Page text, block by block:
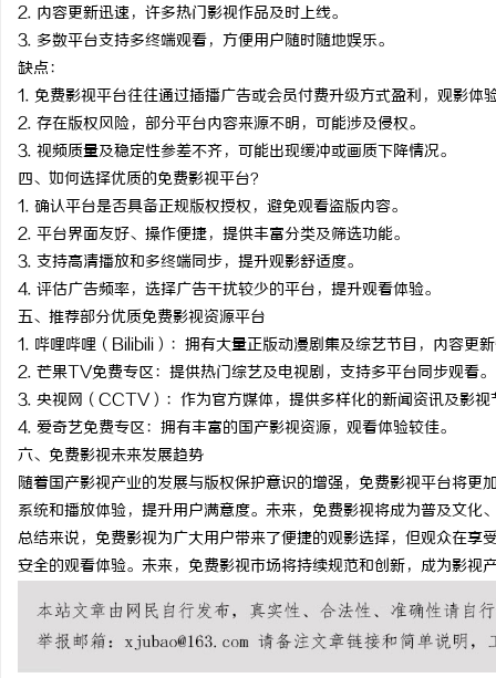
2. 内容更新迅速，许多热门影视作品及时上线。
3. 多数平台支持多终端观看，方便用户随时随地娱乐。
缺点：
1. 免费影视平台往往通过插播广告或会员付费升级方式盈利，观影体
2. 存在版权风险，部分平台内容来源不明，可能涉及侵权。
3. 视频质量及稳定性参差不齐，可能出现缓冲或画质下降情况。
四、如何选择优质的免费影视平台？
1. 确认平台是否具备正规版权授权，避免观看盗版内容。
2. 平台界面友好、操作便捷，提供丰富分类及筛选功能。
3. 支持高清播放和多终端同步，提升观影舒适度。
4. 评估广告频率，选择广告干扰较少的平台，提升观看体验。
五、推荐部分优质免费影视资源平台
1. 哔哩哔哩（Bilibili）：拥有大量正版动漫剧集及综艺节目，内容更
2. 芒果TV免费专区：提供热门综艺及电视剧，支持多平台同步观看。
3. 央视网（CCTV）：作为官方媒体，提供多样化的新闻资讯及影视
4. 爱奇艺免费专区：拥有丰富的国产影视资源，观看体验较佳。
六、免费影视未来发展趋势
随着国产影视产业的发展与版权保护意识的增强，免费影视平台将
系统和播放体验，提升用户满意度。未来，免费影视将成为普及文化
总结来说，免费影视为广大用户带来了便捷的观影选择，但观众在
安全的观看体验。未来，免费影视市场将持续规范和创新，成为影视